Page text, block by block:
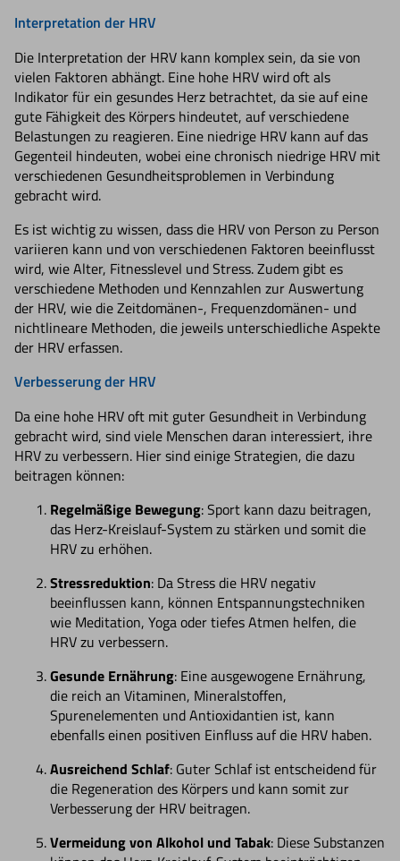
Interpretation der HRV
Die Interpretation der HRV kann komplex sein, da sie von
vielen Faktoren abhängt. Eine hohe HRV wird oft als
Indikator für ein gesundes Herz betrachtet, da sie auf eine
gute Fähigkeit des Körpers hindeutet, auf verschiedene
Belastungen zu reagieren. Eine niedrige HRV kann auf das
Gegenteil hindeuten, wobei eine chronisch niedrige HRV mit
verschiedenen Gesundheitsproblemen in Verbindung
gebracht wird.
Es ist wichtig zu wissen, dass die HRV von Person zu Person
variieren kann und von verschiedenen Faktoren beeinflusst
wird, wie Alter, Fitnesslevel und Stress. Zudem gibt es
verschiedene Methoden und Kennzahlen zur Auswertung
der HRV, wie die Zeitdomänen-, Frequenzdomänen- und
nichtlineare Methoden, die jeweils unterschiedliche Aspekte
der HRV erfassen.
Verbesserung der HRV
Da eine hohe HRV oft mit guter Gesundheit in Verbindung
gebracht wird, sind viele Menschen daran interessiert, ihre
HRV zu verbessern. Hier sind einige Strategien, die dazu
beitragen können:
Regelmäßige Bewegung: Sport kann dazu beitragen,
das Herz-Kreislauf-System zu stärken und somit die
HRV zu erhöhen.
Stressreduktion: Da Stress die HRV negativ
beeinflussen kann, können Entspannungstechniken
wie Meditation, Yoga oder tiefes Atmen helfen, die
HRV zu verbessern.
Gesunde Ernährung: Eine ausgewogene Ernährung,
die reich an Vitaminen, Mineralstoffen,
Spurenelementen und Antioxidantien ist, kann
ebenfalls einen positiven Einfluss auf die HRV haben.
Ausreichend Schlaf: Guter Schlaf ist entscheidend für
die Regeneration des Körpers und kann somit zur
Verbesserung der HRV beitragen.
Vermeidung von Alkohol und Tabak: Diese Substanzen